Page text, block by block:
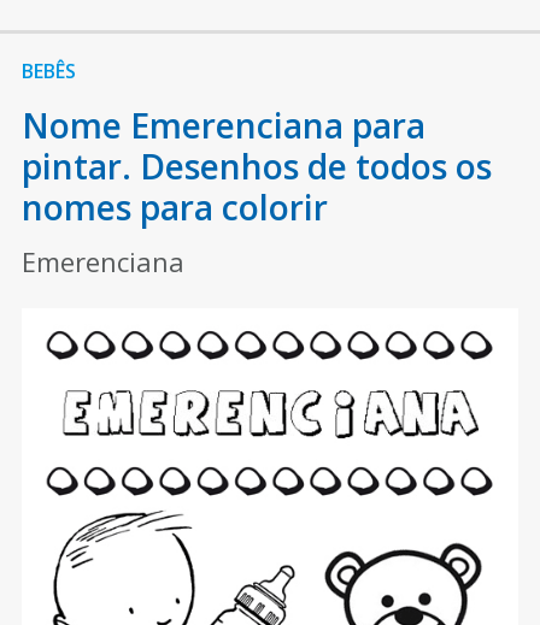
BEBÊS
Nome Emerenciana para
pintar. Desenhos de todos os
nomes para colorir
Emerenciana